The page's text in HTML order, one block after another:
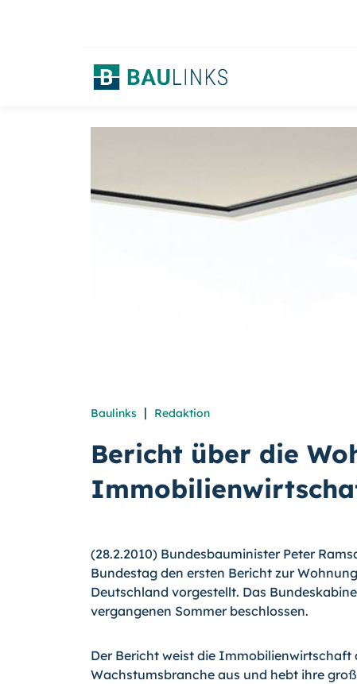
Baulinks | Redaktion
Bericht über die
(28.2.2010) Bundesbauminister Peter
Bundestag den ersten Bericht zur
Deutschland vorgestellt. Das
vergangenen Sommer beschlossen.
Der Bericht weist die Immobilienwirtschaft
Wachstumsbranche aus und hebt ihre